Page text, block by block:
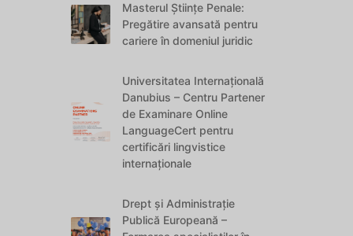
Masterul Științe Penale:
Pregătire avansată pentru
cariere în domeniul juridic
Universitatea Internațională
Danubius – Centru Partener
de Examinare Online
LanguageCert pentru
certificări lingvistice
internaționale
Drept și Administrație
Publică Europeană –